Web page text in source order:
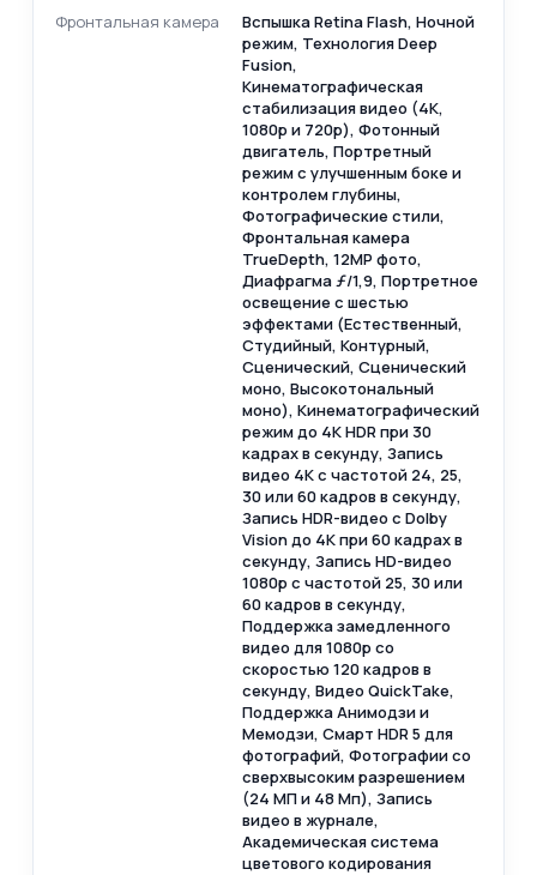
Фронтальная камера
Вспышка Retina Flash, Ночной
режим, Технология Deep
Fusion,
Кинематографическая
стабилизация видео (4K,
1080p и 720p), Фотонный
двигатель, Портретный
режим с улучшенным боке и
контролем глубины,
Фотографические стили,
Фронтальная камера
TrueDepth, 12MP фото,
Диафрагма ƒ/1,9, Портретное
освещение с шестью
эффектами (Естественный,
Студийный, Контурный,
Сценический, Сценический
моно, Высокотональный
моно), Кинематографический
режим до 4K HDR при 30
кадрах в секунду, Запись
видео 4K с частотой 24, 25,
30 или 60 кадров в секунду,
Запись HDR-видео с Dolby
Vision до 4K при 60 кадрах в
секунду, Запись HD-видео
1080p с частотой 25, 30 или
60 кадров в секунду,
Поддержка замедленного
видео для 1080p со
скоростью 120 кадров в
секунду, Видео QuickTake,
Поддержка Анимодзи и
Мемодзи, Смарт HDR 5 для
фотографий, Фотографии со
сверхвысоким разрешением
(24 МП и 48 Мп), Запись
видео в журнале,
Академическая система
цветового кодирования